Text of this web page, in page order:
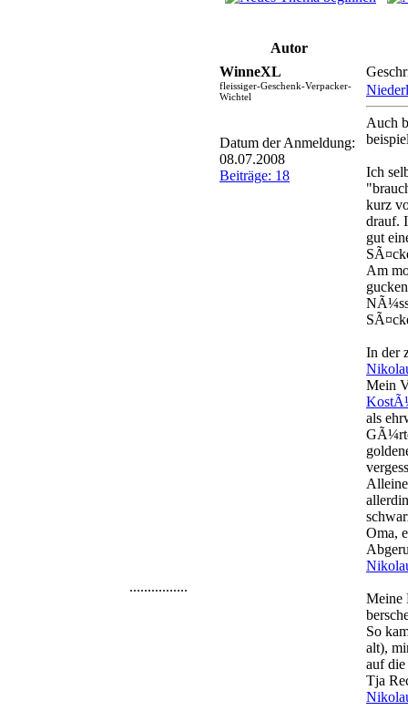
................
Autor
WinneXL
fleissiger-Geschenk-Verpacker-
Wichtel
Datum der Anmeldung:
08.07.2008
Beiträge: 18
Auch
Ich
kurz
drauf.
gut
Am
In der
Mein
als
Oma,
Meine
So
alt),
auf
Tja